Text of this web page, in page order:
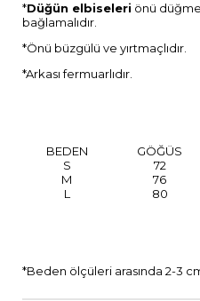
*Düğün elbiseleri önü
bağlamalıdır.
*Önü büzgülü ve yırtmaçlıdır.
*Arkası fermuarlıdır.
BEDEN GÖĞÜS
S
72
M
76
L
80
*Beden ölçüleri arasında 2-3